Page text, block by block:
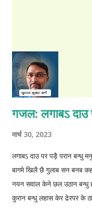
गजल: लगाबऽ दाउ
मार्च 30, 2023
लगाबऽ दाउ पर पड़ै परान
बागमे खिलै छै गुलाब सन बनब
नयन सवाल केने छल उठान बन्धु
कुरान बन्धु लहास केर ढेरपर के